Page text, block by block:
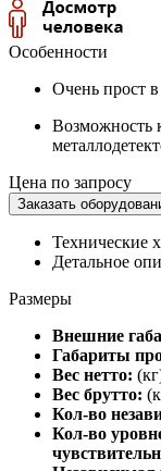
Особенности
Очень прост
Возможность
Цена по запросу
Заказать
Технические
Детальное
Размеры
Внешние
Габариты
Вес нетто:
Вес брутто:
Кол-во
Кол-во